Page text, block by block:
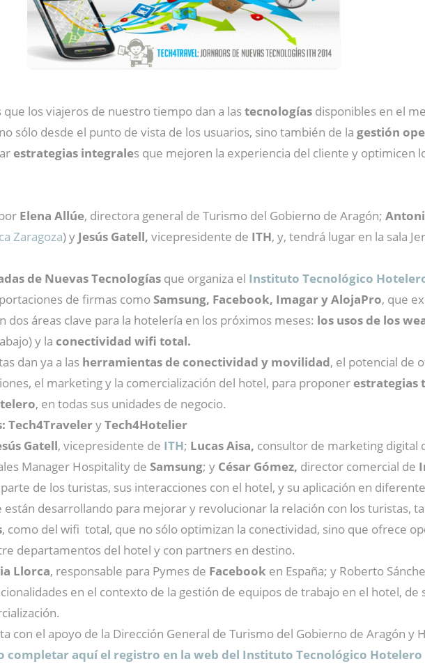
que los viajeros de nuestro tiempo dan a lastecnologías disponibles en el
sólo desde el punto de vista de los usuarios, sino también de la gestión
estrategias integrales que mejoren la experiencia del cliente y optimicen
Elena Allúe, directora general de Turismo del Gobierno de Aragón;
Zaragoza) y Jesús Gatell, vicepresidente de ITH, y, tendrá lugar en la sala
de Nuevas Tecnologías que organiza el Instituto Tecnológico
de firmas comoSamsung, Facebook, Imagar y AlojaPro, que
dos áreas clave para la hotelería en los próximos meses: los usos de los
y la conectividad wifi total.
dan ya a las herramientas de conectividad y movilidad, el potencial de
el marketing y la comercialización del hotel, para proponerestrategias
, en todas sus unidades de negocio.
Tech4TraveleryTech4Hotelier
Gatell, vicepresidente de ITH; Lucas Aisa, consultor de marketing digital
Manager Hospitality de Samsung; y César Gómez, director comercial de
de los turistas, sus interacciones con el hotel, y su aplicación en
desarrollando para mejorar y revolucionar la relación con los turistas,
, como del wifi total, que no sólo optimizan la conectividad, sino que ofrece
departamentos del hotel y con partners en destino.
Llorca, responsable para Pymes de Facebook en España; y Roberto
en el contexto de la gestión de equipos de trabajo en el hotel, de
con el apoyo de la Dirección General de Turismo del Gobierno de Aragón y
completar aquí el registro en la web del Instituto Tecnológico Hotelero